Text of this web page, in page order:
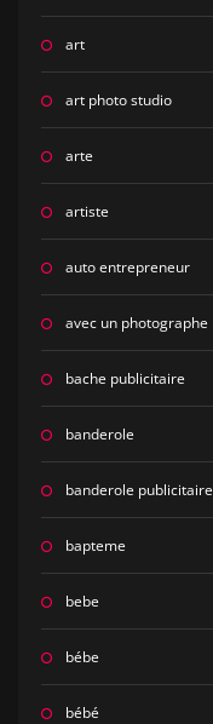
art
art photo studio
arte
artiste
auto entrepreneur
avec un photographe
bache publicitaire
banderole
banderole publicitaire
bapteme
bebe
bébe
bébé